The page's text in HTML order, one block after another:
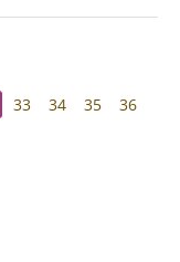
33 34 35
36